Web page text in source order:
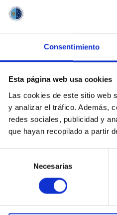
Consentimiento
Esta página web usa cookies
Las cookies de este sitio web
y analizar el tráfico. Además,
redes sociales, publicidad y
que hayan recopilado a partir
consentimiento
Necesarias
Get a close look
Find the